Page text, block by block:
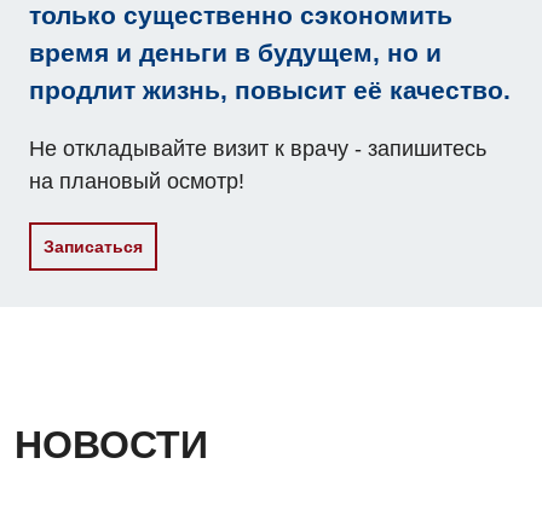
Педиатрическое отделение
Проктология
Ревматология
Терапевтическое отделение
Урология
только существенно сэкономить
время и деньги в будущем, но и
продлит жизнь, повысит её качество.
Не откладывайте визит к врачу - запишитесь
на плановый осмотр!
Записаться
НОВОСТИ